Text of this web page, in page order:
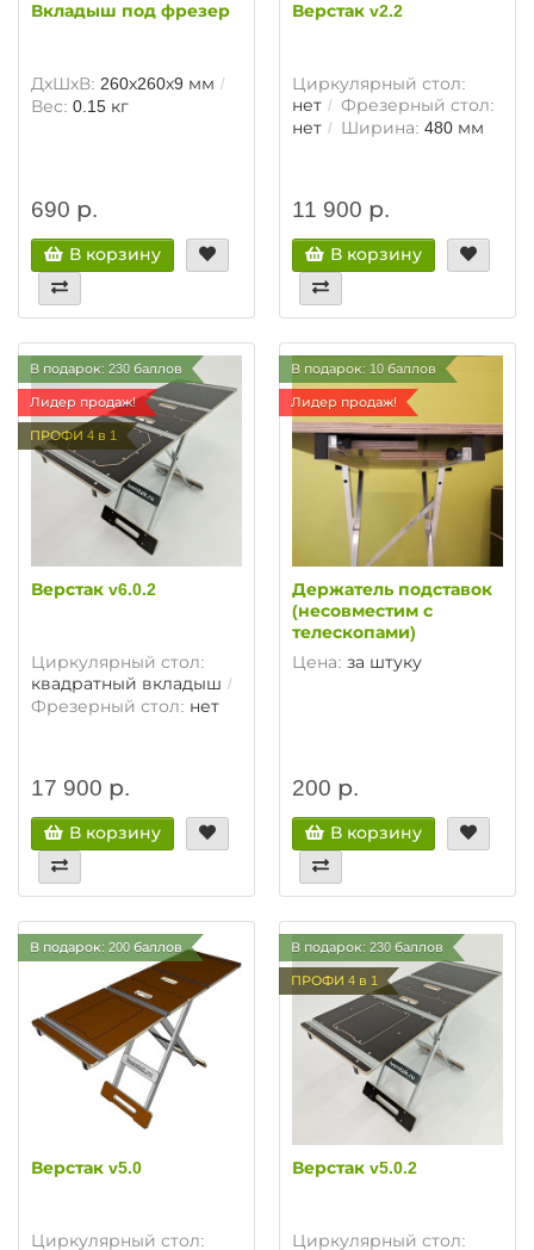
Вкладыш под фрезер
ДхШхВ: 260х260х9 мм
Вес: 0.15 кг
690 р.
В корзину
Верстак v2.2
Циркулярный стол:
нет
Фрезерный стол:
нет
Ширина: 480 мм
11 900 р.
В корзину
В подарок: 230 баллов
Лидер продаж!
ПРОФИ 4 в 1
Верстак v6.0.2
Циркулярный стол:
квадратный вкладыш
Фрезерный стол: нет
17 900 р.
В корзину
В подарок: 10 баллов
Лидер продаж!
Держатель подставок
(несовместим с
телескопами)
Цена: за штуку
200 р.
В корзину
В подарок: 200 баллов
Верстак v5.0
Циркулярный стол:
В подарок: 230 баллов
ПРОФИ 4 в 1
Верстак v5.0.2
Циркулярный стол: